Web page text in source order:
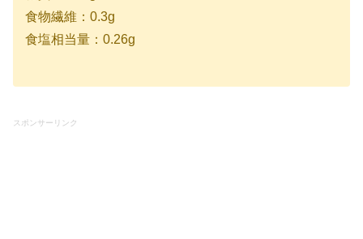
食物繊維：0.3g
食塩相当量：0.26g
スポンサーリンク